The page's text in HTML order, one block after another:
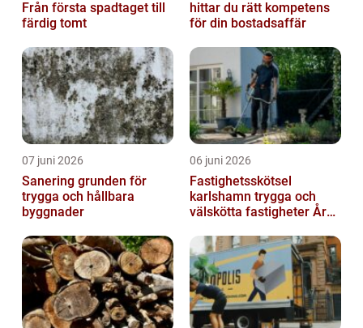
Från första spadtaget till
färdig tomt
hittar du rätt kompetens
för din bostadsaffär
07 juni 2026
Sanering grunden för
trygga och hållbara
byggnader
06 juni 2026
Fastighetsskötsel
karlshamn trygga och
välskötta fastigheter Året